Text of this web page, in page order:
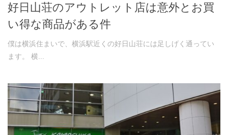
好日山荘のアウトレット店は意外とお買
い得な商品がある件
僕は横浜住まいで、横浜駅近くの好日山荘には足しげく通ってい
ます。 横...